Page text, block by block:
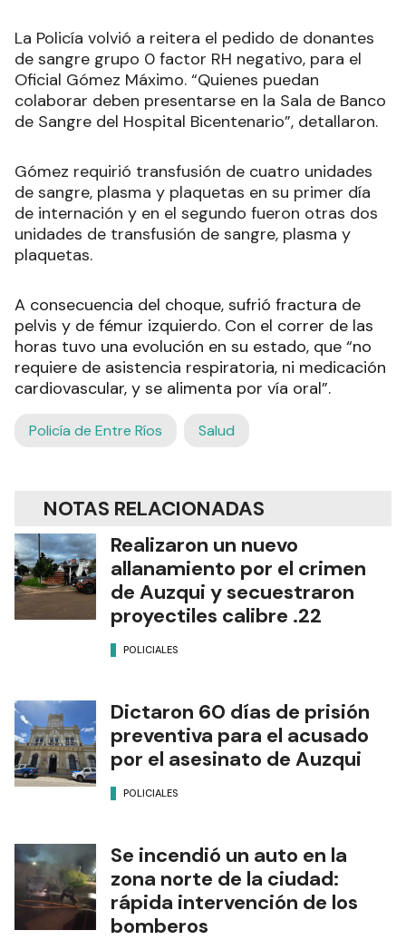
La Policía volvió a reitera el pedido de donantes
de sangre grupo 0 factor RH negativo, para el
Oficial Gómez Máximo. “Quienes puedan
colaborar deben presentarse en la Sala de Banco
de Sangre del Hospital Bicentenario”, detallaron.
Gómez requirió transfusión de cuatro unidades
de sangre, plasma y plaquetas en su primer día
de internación y en el segundo fueron otras dos
unidades de transfusión de sangre, plasma y
plaquetas.
A consecuencia del choque, sufrió fractura de
pelvis y de fémur izquierdo. Con el correr de las
horas tuvo una evolución en su estado, que “no
requiere de asistencia respiratoria, ni medicación
cardiovascular, y se alimenta por vía oral”.
Policía de Entre Ríos Salud
NOTAS RELACIONADAS
Realizaron un nuevo
allanamiento por el crimen
de Auzqui y secuestraron
proyectiles calibre .22
POLICIALES
Dictaron 60 días de prisión
preventiva para el acusado
por el asesinato de Auzqui
POLICIALES
Se incendió un auto en la
zona norte de la ciudad:
rápida intervención de los
bomberos